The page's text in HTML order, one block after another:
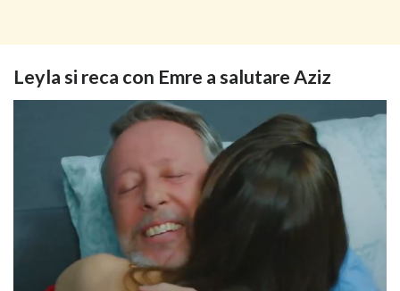
Leyla si reca con Emre a salutare Aziz